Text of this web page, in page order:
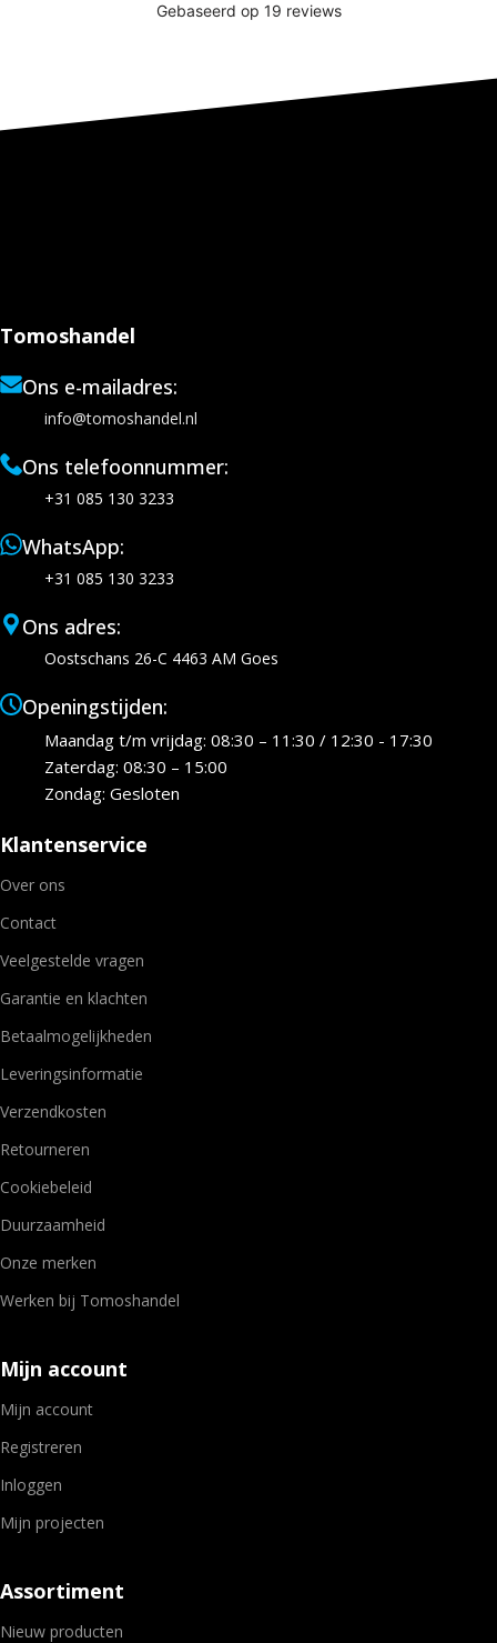
Tomoshandel
Ons e-mailadres:
info@tomoshandel.nl
Ons telefoonnummer:
+31 085 130 3233
WhatsApp:
+31 085 130 3233
Ons adres:
Oostschans 26-C 4463 AM Goes
Openingstijden:
Maandag t/m vrijdag: 08:30 – 11:30 / 12:30 - 17:30
Zaterdag: 08:30 – 15:00
Zondag: Gesloten
Klantenservice
Over ons
Contact
Veelgestelde vragen
Garantie en klachten
Betaalmogelijkheden
Leveringsinformatie
Verzendkosten
Retourneren
Cookiebeleid
Duurzaamheid
Onze merken
Werken bij Tomoshandel
Mijn account
Mijn account
Registreren
Inloggen
Mijn projecten
Assortiment
Nieuw producten